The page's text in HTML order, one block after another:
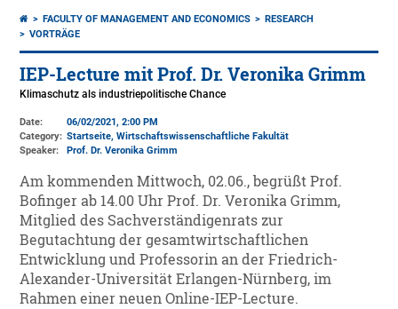
FACULTY OF MANAGEMENT AND ECONOMICS
RESEARCH
VORTRÄGE
IEP-Lecture mit Prof. Dr. Veronika Grimm
Klimaschutz als industriepolitische Chance
Date:
06/02/2021, 2:00 PM
Category: Startseite, Wirtschaftswissenschaftliche Fakultät
Speaker:
Prof. Dr. Veronika Grimm
Am kommenden Mittwoch, 02.06., begrüßt Prof.
Bofinger ab 14.00 Uhr Prof. Dr. Veronika Grimm,
Mitglied des Sachverständigenrats zur
Begutachtung der gesamtwirtschaftlichen
Entwicklung und Professorin an der Friedrich-
Alexander-Universität Erlangen-Nürnberg, im
Rahmen einer neuen Online-IEP-Lecture.